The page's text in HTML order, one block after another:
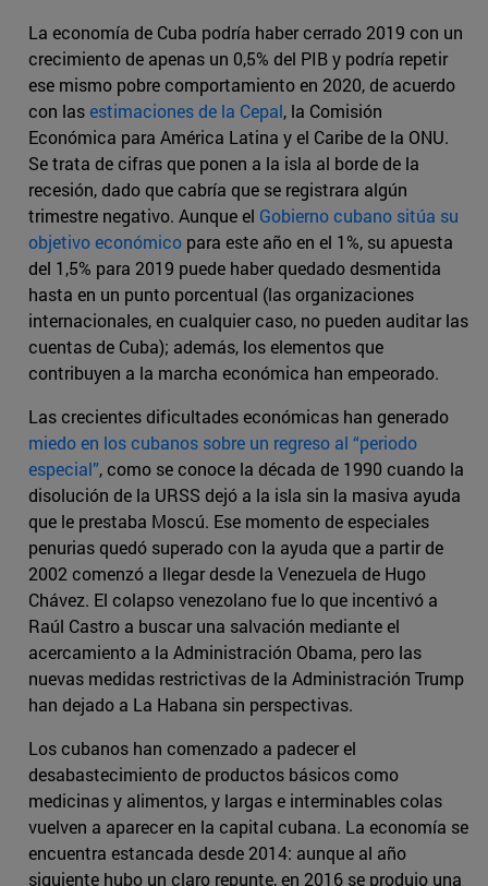
La economía de Cuba podría haber cerrado 2019 con un
crecimiento de apenas un 0,5% del PIB y podría repetir
ese mismo pobre comportamiento en 2020, de acuerdo
con lasestimaciones de la Cepal, la Comisión
Económica para América Latina y el Caribe de la ONU.
Se trata de cifras que ponen a la isla al borde de la
recesión, dado que cabría que se registrara algún
trimestre negativo. Aunque el Gobierno cubano sitúa su
objetivo económico para este año en el 1%, su apuesta
del 1,5% para 2019 puede haber quedado desmentida
hasta en un punto porcentual (las organizaciones
internacionales, en cualquier caso, no pueden auditar las
cuentas de Cuba); además, los elementos que
contribuyen a la marcha económica han empeorado.
Las crecientes dificultades económicas han generado
miedo en los cubanos sobre un regreso al “periodo
especial”, como se conoce la década de 1990 cuando la
disolución de la URSS dejó a la isla sin la masiva ayuda
que le prestaba Moscú. Ese momento de especiales
penurias quedó superado con la ayuda que a partir de
2002 comenzó a llegar desde la Venezuela de Hugo
Chávez. El colapso venezolano fue lo que incentivó a
Raúl Castro a buscar una salvación mediante el
acercamiento a la Administración Obama, pero las
nuevas medidas restrictivas de la Administración Trump
han dejado a La Habana sin perspectivas.
Los cubanos han comenzado a padecer el
desabastecimiento de productos básicos como
medicinas y alimentos, y largas e interminables colas
vuelven a aparecer en la capital cubana. La economía se
encuentra estancada desde 2014: aunque al año
siguiente hubo un claro repunte, en 2016 se produjo una